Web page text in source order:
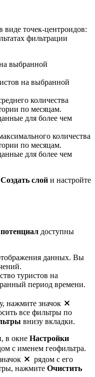
виде точек-центроидов:
фильтрации
выбранной
на выбранной
количества
по месяцам.
для более чем
количества
по месяцам.
для более чем
Создать слой и настройте
доступны
данных. Вы
туристов на
период времени.
нажмите значок
все фильтры по
внизу вкладки.
в окне Настройки
с именем геофильтра.
рядом с его
нажмите Очистить